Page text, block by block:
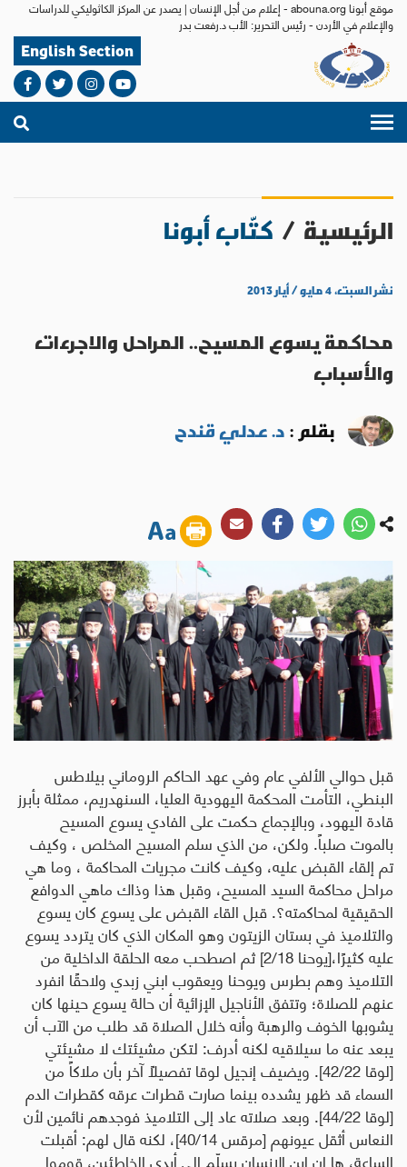
موقع أبونا abouna.org - إعلام من أجل الإنسان | يصدر عن المركز الكاثوليكي للدراسات
والإعلام في الأردن - رئيس التحرير: الأب د.رفعت بدر
English Section
الرئيسية / كتّاب أبونا
نشر السبت، ٤ مايو / أيار ٢٠١٣
محاكمة يسوع المسيح.. المراحل والاجرءات
والأسباب
بقلم :د. عدلي قندح
قبل حوالي الألفي عام وفي عهد الحاكم الروماني بيلاطس البنطي، التأمت المحكمة اليهودية العليا، السنهدريم، ممثلة بأبرز قادة اليهود، وبالإجماع حكمت على الفادي يسوع المسيح بالموت صلباً. ولكن، من الذي سلم المسيح المخلص ، وكيف تم إلقاء القبض عليه، وكيف كانت مجريات المحاكمة ، وما هي مراحل محاكمة السيد المسيح، وقبل هذا وذاك ماهي الدوافع الحقيقية لمحاكمته؟. قبل القاء القبض على يسوع كان يسوع والتلاميذ في بستان الزيتون وهو المكان الذي كان يتردد يسوع عليه كثيرًا،[يوحنا 2/18] ثم اصطحب معه الحلقة الداخلية من التلاميذ وهم بطرس ويوحنا ويعقوب ابني زبدي ولاحقًا انفرد عنهم للصلاة؛ وتتفق الأناجيل الإزائية أن حالة يسوع حينها كان يشوبها الخوف والرهبة وأنه خلال الصلاة قد طلب من الآب أن يبعد عنه ما سيلاقيه لكنه أدرف: لتكن مشيئتك لا مشيئتي [لوقا 42/22]. ويضيف إنجيل لوقا تفصيلاً آخر بأن ملاكاً من السماء قد ظهر يشدده بينما صارت قطرات عرقه كقطرات الدم [لوقا 44/22]. وبعد صلاته عاد إلى التلاميذ فوجدهم نائمين لأن النعاس أثقل عيونهم [مرقس 40/14]، لكنه قال لهم: أقبلت الساعة، ها إن ابن الانسان يسلّم إلى أيدي الخاطئين، قوموا لنذهب فقد اقترب الذي يسلمني[مرقس 42/14]. وللحال كما تتفق الأناجيل الإزائية تقدم يهوذا الاسخريوطي يرافقه فرقة من الجند الرومان وهم في الغالب يقيمون منفصلين عن اليهود في محميات خاصة خارج المدن، فلم يكونوا على اختلاط بيسوع وربما استقدموا في إطار حفظ الأمن خلال عيد الفصح لا غير، وقد اتفق مسلموه مع الجند ويهوذا، أن الذي يقبله هو يسوع، فبعد أن قبله قال له يسوع: "يا يهوذا أبقبلة تسلّم ابن الإنسان" [لوقا 48/22]. لا يذكر إنجيل يوحنا شيئًا عن قبلة يهوذا، لكنه يضع التسليم في إطار لاهوتي، فعندما سأل يسوع الجند من تريدون وأجابوه أنهم يريدون يسوع الناصري، قال لهم "أنا هو"، وهو العبارة التقليدية في الديانة اليهودية للإشارة إلى الله فتراجع الجنود بقوة خارجية وسقطوا على الأرض، لكنهم قبضوا عليه بعد ذلك، وبحسب العقائد المسيحية واتفاق الأناجيل الأربعة، فهو من سمح لهم بالقبض عليه. حاول التلاميذ إبداء المقاومة، وقام بطرس بضرب عبد رئيس الكهنة المدعو ملخس فقطع أذنه، لكن يسوع رفض استخدام القوّة وقال: "ردّ سيفك إلى غمده!، فإن الذين يلجأون إلى السيف بالسيف يهلكون. أم تظنّ أني لا أقدر أن أطلب من أبي فيرسل لي اثني عشر جيشًا من الملائكة؟ ولكن كيف يتم الكتاب حيث يقول إن ما يحدث الآن لا بدّ أن يحدث" [متى 52/26-54]. وقام بإعادة أذن ملخس إلى مكانها، ثم وجه كلامه للجند ومرافقيهم: "أكما على لص خرجتم بالسيوف والعصي لتقبضوا علي؟ كنت كل يوم بينكم أعلم في الهيكل، ولم تقبضوا علي ولكن قد حدث هذا كله لتتم كلمات الأنبياء" [متى 55/26]. أما التلاميذ فقد هربوا بعد ذلك جميعًا [متى 56/26]، وتركوه وحيدًا وينقل إنجيل مرقس أن الجند حالوا اعتقال بعض التلاميذ لكنهم فشلوا [مرقس 51/14]. مراحل محاكمة السيد المسيح طبقاً لما جاء في الكتب فإن المحاكمة دامت أقل من ثماني عشرة ساعة إلا أنها تمت على مرحلتين وأمام سلطتين وخلال ست جلسات مختلفة. مما يعني أن محاكمة سيدنا يسوع المسيح قد تمت في ستة أجزاء؛ ثلاث مراحل في محكمة دينية يهودية، وثلاث مراحل أمام محكمة سياسية رومانية. وقد كانت السلطة الرومانية تسمح لمحاكم اليهود صراحة بإقرار عقوبة الإعدام وتنفيذها في حالات معينة؛ وهي الزنا والتجديف وانتهاك حُرمة الهيكل. ولعلّه لهذا السبب كان الاتهام الأول هو عزمه على هدم الهيكل كوسيلة غير مباشرة لتسليمه إلى الموت الطقسي أو الشرعي، وكان هذا الموت يتم حسب التقليد اليهودي بالرجم بالحجارة. الا أن موت السيد المسيح لم يتم بالرجم بالحجارة لأن السيد المسيح كان قد توارى عنهم عندما أرادوا رجمه (يو 59:8) ولأنه وفقاً لنبؤات العهد القديم كان لا بد أن يتم ذلك صلباً. وكانت في سِفر إشعياء 53: 12؛ مزمور 22: 18؛ مزمور 69: 21؛ زكريا 12: 10. ولأنه لم يكن ممكنًا للموت بالرجم أن يحقق خلاص العالم. أما عقوبة الصلب فكانت تُطبق حسب القانون الروماني على العبيد وغير الرومانيين. وهو عقوبة بشعة شائنة، وتمثل اللعنة والرجاسة القُصوى في نظر اليهود. لهذا تضامن اليهود مع بعض الرومان على تحقيقها بأسرع ما يمكن في يوم الاستعداد للفصح. وفما يلي شرحا مفصلا لمراحل المحاكمة: أولاً: مراحل المحاكمة الدينية بواسطة اليهود، وهي ثلاثة مراحل كالتالي: المرحلة الأولى : أمام حنان [يوحنا 18: 12-14 ، 24]. المرحلة الثانية : أمام قيافا [متى 26: 57-68]. المرحلة الثالثة : أمام المحمكة اليهودية العليا (السنهدرين) [متى 27: 1-2]. ثانياً: مراحل المحاكمة المدنية بواسطة السلطات الرومانية وهي ثلاثة مراحل أيضاً كالتالي: المرحلة الأولى : أمام بيلاطس [يوحنا 18: 28-38]. المرحلة الثانية : أمام هيرودس [لوقا 23: 6-12]. المرحلة الثالثة : أمام بيلاطس مرة أخرى [يوحنا 18: 39 إلى يوحنا 19: 16] وحُكم عليه غير مذنب ولكنه سلمه لليهود ليُصلب خضوعاً لرغبتهم وخوفاً من أن يشتكوه لقيصر إذ أوقعوه بحيلة لا يستطع أن يهرب منها وهو قولهم ليس لنا ملك إلا قيصر. أ‌) المحاكمة أمام السلطات اليهودية الجلسة الأولى (أمام حنان): بعد أن أوقفت الجماعة المسلحة يسوع، أخذته الى رئيس الكهنة حنّان المعروف بجشعه وخبثه واستغلاله للآخرين، كما كان يتمتع بوزن كبير بين أعضاء المجلس الأعلى لليهود. وهو رئيس كهنة سابق ذو نفوذ. ومع أنه لم يعد رئيساً للكهنة، الا أنه ربما كان له الكثير من السلطة (يو 18: 13-23). سأل حنّان يسوع عن تلاميذه وعن تعليمه... أجابه يسوع "علناً تكلمت إلى العالم، ودائماً علمت في المجمع والهيكل حيث يجتمع اليهود كلهم، ولم أقل شيئاً في السر، فلماذا تسألني أنا؟ إسأل الذين سمعوا ما تكلمت به إليهم، فهم يعرفون ما قلته". هنا تدخل أحد الحراس ولطم يسوع قائلاً له أهكذا تجيب رئيس الكهنة. أجابه يسوع: "إن كنت أسأت الكلام فاشهد على الإساءة، أما إذا كنت أحسنت فلماذا تضربني". أنهى حنّان الجلسة وردّ يسوع مقيداً إلى قيافا الذي يسكن المكان نفسه. الجلسة الثانية (أمام قيافا، رئيس الكهنة الحالي آنذاك) : كما حدث في الجلسة أما حنّان، جرت هذه الجلسة أيضاً ليلاً في سرية وكانت مليئة بالمخالفات وباللاشرعية حتى صارت سخرية وهزءاً للعدالة. ويشير بعض الباحثين الى أن المهمة الرئيسية لقيافا كانت هي جمع الادلة حتى ينعقد المجلس الأعلى لليهود للاستجواب (أنظر متى 26 : 57-68 ؛ مر 14: 53-65؛ لو 22: 54‘ 63-65 يو 18: 24). فقبل أن تبدأ المحاكمة، كان قد تقرر أن يسوع يجب أن يموت، كما كانوا قد أعدوا شهود زور للشهادة ضد يسوع ولم يكن هناك دفاع عن يسوع ولم يكن يسمح به، استحلف قيافا يسوعَ، ثم أدانه على ما قاله كانت مثل هذه التهم الخطيرة تحاكم أمام مجلس السنهدريم وليس في بيت رئيس الكهنة قيافا. الجلسة الثالثة (أمام المجلس الأعلى لليهود، السنهدرين): وهي المحاكمة الدينية الرسمية والادانة بالموت. فعند طلوع النهار اجتمع السبعون عضواً في المجلس الأعلى لا للمحاكمة العادلة وإنما ليسجلوا موافقتهم وتصديقهم على الجلستين السابقتين حتى تكتسبا ثوب الشرعية، ولتبرير رأيهم في إدانة يسوع تقدم اثنان من شهود الزور وقالا هذا وأشارا إلى السيد المسيح: (قال أنه يقدر أن يهدم الهيكل ويبنيه في ثلاثة أيام) وقف رئيس الكهنة وسأل يسوع: أما تجيب بشيء على ما يشهد به هذان عليك؟ ولكن يسوع ظل صامتاً، فعاد رئيس الكهنة يسأله: أستحلفك بالله الحي أن تقول لنا، هل انت المسيح ابن الله؟، أجابه يسوع: "أنت قلت! وأقول لكم أيضاً إنكم منذ الآن سوف ترون ابن الإنسان جالساً عن يمين القدرة، ثم آتياً على سحب السماء". فشق رئيس الكهنة ثيابه وصرخ: قد جدّف، لا حاجة بنا بعد إلى شهود، وها أنتم سمعتم تجديفه فما رأيكم؟. اجابوا: يستحق عقوبة الموت. فبصقوا في وجهه وضربوه، ولطمه بعضهم قائلين: تنبأ لنا أيها المسيح من ضربك؟. (متى 27: 1؛ مر 15: 1؛ لو 22: 66-77). وتشير أحداث هذه المحاكمة أنها كانت قصيرة جداً ومستعجلة ولم تراع فيها حرمة الاجراءات القانونية. وتشير الاناجيل الى أن هذه المحاكمة كانت نسخة ملخصة عن الاستجواب الذي تمَ أمام قيافا. وفيها أسقطت عن يسوع تهمة التحريض عن الفتنة، اذ لم تثبت عليه أنه أراد هدم الهيكل. اذا سيق يسوع أولاً إلى منزل حنّان رئيس الكهنة السابق. فعلى الرغم من أن رئاسة الكهنوت في الشريعة اليهودية لا تزول، إلا أن الرومان قد تخطوا هذه القاعدة وعينوا صهره قيافا بدلاً منه، فما كان من سنهدرين وهو أعلى سلطة تنفيذة وتشريعية في المجتمع اليهودي القديم مكون من سبعين حاخامًا إلا أن اعترف برئاسة كليهما. وبعد جلسة حنّان السريعة سيق يسوع إلى منزل قيافا وهو مقر المجلس أيضًا، وقد حضر الجلسة عدد من رجال السنهدرين؛ وبحسب ما ذكر في الأناجيل فإن الجلسة الثانية في محاكمة يسوع لا يمكن أن تعتبر شرعية في الديانة اليهودية إذ تمت بسرية وتحت جنح الظلام وبحث بها الراغبون بإدانة يسوع وعلى رأسهم قيافا عن شهود زور، وقاموا بلطمه وشتمه وتعييره، ولم يرد يسوع على الاتهامات الموجهة له. أخيراً، سأله رئيس الكهنة: "أأنت المسيح ابن المبارك؟ فقال يسوع: "أنا هو، وسوف ترون ابن الانسان جالسًا عن يمين القدرة على سحب لسماء" [مرقس 62/14]، ما يشكل اعترافاً صريحاً بكون يسوع هو المسيح وابن الإنسان. فقام قيافا بشق ثيابه وهي حركة رمزية، إذ إنه بحسب الشريعة اليهودية لا يجوز لرئيس الكهنة أن يشق ثيابه، لكنه فعل ذلك كإشارة إلى خطيئته الصغيرة مقابل خطيئة يسوع العظيمة. ومن الجدير ذكره أن التقليد الكنسي قد نقل لنا أن عددًا من أعضاء المجلس مثل نيقوديومس ويوسف الرامي قد رفضا المصادقة على هذا القرار. وكان يوحنا بن زبدي وبطرس خارج بيت قيافا ينتظران أخبار يسوع، وخلال وقوفهما هناك، سُئل بطرس ثلاث مرات هل تعرف يسوع فأنكر، وفي المرة الثالثة: ابتدأ بطرس يلعن ويحلف قائلاً: إني لا أعرف ذلك الرجل! وفي الحال صاح الديك فتذكر بطرس كلمة يسوع إذ قال له: قبل أن يصيح الديك تكون قد أنكرتني ثلاث مرات. فخرج إلى الخارج وبكى بكاءً مرًا [متى 74/26-75]. ونظراً لأن الإمبراطورية الرومانية كانت قد سحبت تنفيذ الإعدام من أيدي اليهود وقصرته على الحاكم الروماني، ولذلك كان يجب تقديم يسوع للحاكم الروماني على اليهودية بيلاطس البنطي المعيّن عليها كما كشفت السجلات التاريخية منذ عام 26. وفي الواقع فإنه كان من الممكن تأجيل محاكمة يسوع ريثما ينهي العيد ويغادر بيطلاس القدس إلى يافا، عاصمة الولاية، بحيث تخف سطوة الرومان على المدينة ويمكن بالتالي التغاضي عن تنفيذ حكم إعدام. غير أن القادة الدينين وكما يقترح عدد من مفسري الكتاب المقدس، كانوا يرمون الإسراع في التنفيذ لانشغال الناس في العيد من ناحية، وخوفًا من تحرك أنصار يسوع في حال طال أمد اعتقاله وسوى ذلك فإن تنفيذ الرومان للحكم، يرفع عنهم مسؤولية قتله أمام الجماهير. ولكون التهمة التي حوكم على أساسها يسوع بالإعدام وفق الشريعة اليهودية هي "التجديف" لا يأخذ بها القانون الروماني، كان عليهم أن يقدموا تهمة سياسية لقتله، لذلك عمدوا خلال لقائهم مع بيلاطس للتأكيد على كون يسوع إنما هو ثائر ومعادي للقيصر، مما يعني أنهم قد بدلوا تهم التجديف وهدم الهيكل بتهم ثلاث أخرى ذات لون سياسي، فهو يحرض على الفتنة، ويمنع أداء الجزية، ويدعي الملك، وكلها بالطبع تهم باطلة. ب‌) المحاكمة أمام السلطات الرومانية لماذا قُدم لبيلاطس الوالي لمحاكمته؟ هنالك مجموعة من الاسباب التي دعت الى تقديم يسوع الى بيلاطس ومن اهمها: 1- حتى يصدر الحكم بموته بطريقه شرعية حسب دستور البلد كمستعمرة رومانية. 2- خوفاً من أن يتحول الأمر إلى شغب ولم يكن يصلب، إذ هذا من حق الوالي وحده، وإنما لرجمه المشاغبون ولم تتحقق النبوات. 3- ربما خشيت القيادات اليهودية الدينية من ثورة الشعب عليهم، لذلك حسبوا أن محاكمته الرسمية تعطيهم شيئًا من الشرعية، وضبط الشعب إن انقلب عليهم. 4- لكي يصبغوا موته بصبغه العار والفضيحة، فكان الصلب مستخدمًا عند الرومان، وهو أكثر أنواع الموت خزيًا. فقد أرادت القيادات أن تفسد سمعته